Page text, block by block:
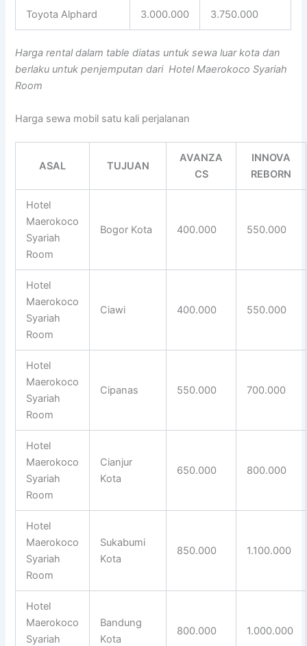
Toyota Alphard 3.000.000 3.750.000
Harga rental dalam table diatas untuk sewa luar kota dan
berlaku untuk penjemputan dari Hotel Maerokoco Syariah
Room
Harga sewa mobil satu kali perjalanan
ASAL TUJUAN
AVANZA
CS
INNOVA
REBORN
Hotel
Maerokoco
Syariah
Room
Bogor Kota 400.000 550.000
Hotel
Maerokoco
Syariah
Room
Ciawi 400.000 550.000
Hotel
Maerokoco
Syariah
Room
Cipanas 550.000 700.000
Hotel
Maerokoco
Syariah
Room
Cianjur
Kota
650.000 800.000
Hotel
Maerokoco
Syariah
Room
Sukabumi
Kota
850.000 1.100.000
Hotel
Maerokoco
Syariah
Bandung
Kota
800.000 1.000.000